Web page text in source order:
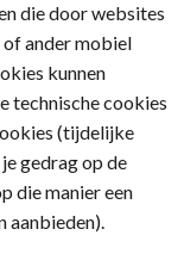
die door websites
ander mobiel
kunnen
technische cookies
(tijdelijke
gedrag op de
die manier een
aanbieden).